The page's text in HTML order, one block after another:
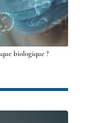
biologique ?